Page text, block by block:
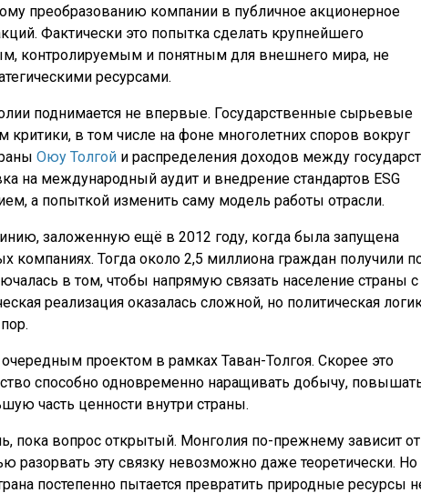
преобразованию компании в публичное акционерное
Фактически это попытка сделать крупнейшего
контролируемым и понятным для внешнего мира, не
ресурсами.
поднимается не впервые. Государственные сырьевые
критики, в том числе на фоне многолетних споров вокруг
Оюу Толгой и распределения доходов между
на международный аудит и внедрение стандартов ESG
а попыткой изменить саму модель работы отрасли.
заложенную ещё в 2012 году, когда была запущена
компаниях. Тогда около 2,5 миллиона граждан получили
в том, чтобы напрямую связать население страны с
реализация оказалась сложной, но политическая
проектом в рамках Таван-Толгоя. Скорее это
способно одновременно наращивать добычу,
часть ценности внутри страны.
пока вопрос открытый. Монголия по-прежнему зависит от
разорвать эту связку невозможно даже теоретически.
постепенно пытается превратить природные ресурсы